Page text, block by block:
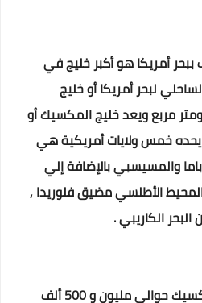
أمريكا هو أكبر خليج في
لبحر أمريكا أو خليج
حوالي 5000 كيلومتر مربع ويعد خليج المكسيك أو
خمس ولايات أمريكية هي
والمسيسبي بالإضافة إلي
الأطلسي مضيق فلوريدا ,
الكاريبي .
بينما تبلغ مساحة خليج المكسيك حوالي مليون و 500 ألف